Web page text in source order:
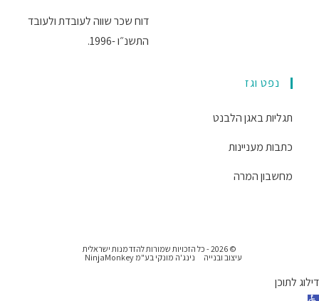
דוח שכר שווה לעובדת ולעובד
התשנ״ו -1996.
נפט וגז
תגליות באגן הלבנט
כתבות מעניינות
מחשבון המרה
© 2026 - כל הזכויות שמורות להזדמנות ישראלית
עיצוב ובנייה
נינג'ה מונקי בע"מ NinjaMonkey
דילוג לתוכן